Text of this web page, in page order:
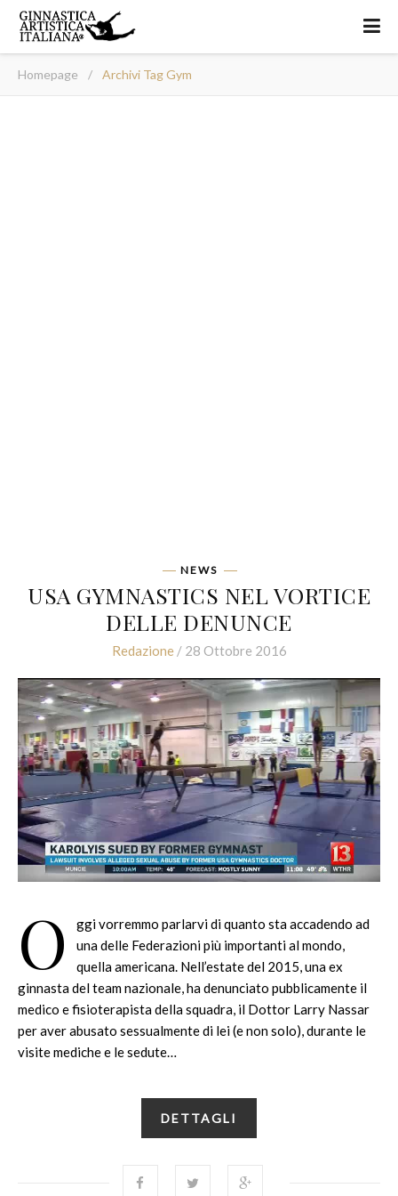
Homepage / Archivi Tag Gym
NEWS
USA GYMNASTICS NEL VORTICE
DELLE DENUNCE
Redazione/ 28 Ottobre 2016
O
ggi vorremmo parlarvi di quanto sta accadendo ad
una delle Federazioni più importanti al mondo,
quella americana. Nell’estate del 2015, una ex
ginnasta del team nazionale, ha denunciato pubblicamente il
medico e fisioterapista della squadra, il Dottor Larry Nassar
per aver abusato sessualmente di lei (e non solo), durante le
visite mediche e le sedute…
DETTAGLI